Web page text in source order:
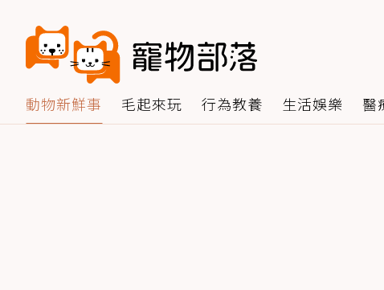
動物新鮮事 毛起來玩 行為教養 生活娛樂 醫